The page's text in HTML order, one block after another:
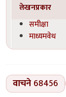
लेखनप्रकार
समीक्षा
माध्यमवेध
वाचने 68456